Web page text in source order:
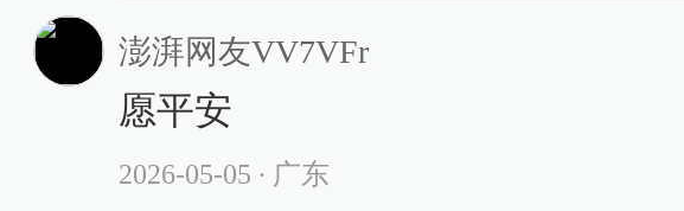
浏阳烟花厂爆炸事故发布会：集中最
资源做好伤员救治
查看详情
澎湃网友VV7VFr
愿平安
2026-05-05 ∙ 广东